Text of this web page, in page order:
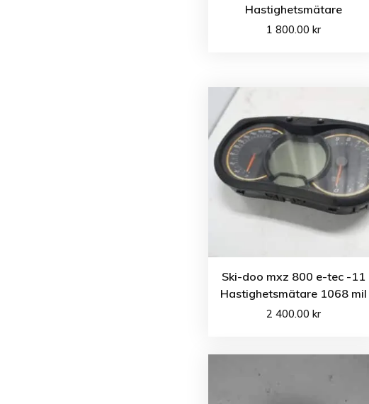
Hastighetsmätare
1 800.00 kr
Ski-doo mxz 800 e-tec -11
Hastighetsmätare 1068 mil
2 400.00 kr